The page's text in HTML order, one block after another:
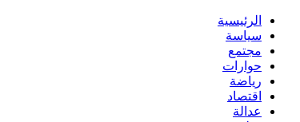
الرئيسية
سياسة
مجتمع
حوارات
رياضة
اقتصاد
عدالة